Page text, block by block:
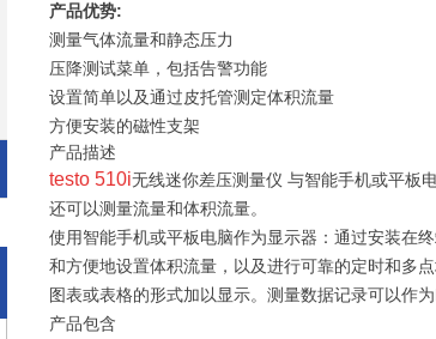
产品优势:
测量气体流量和静态压力
压降测试菜单，包括告警功能
设置简单以及通过皮托管测定体积流量
方便安装的磁性支架
产品描述
testo 510i无线迷你差压测量仪 与智能手机或平板
还可以测量流量和体积流量。
使用智能手机或平板电脑作为显示器：通过安装在
和方便地设置体积流量，以及进行可靠的定时和多
图表或表格的形式加以显示。测量数据记录可以作
产品包含